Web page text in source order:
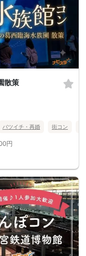
散策
バツイチ・再婚 街コン
円